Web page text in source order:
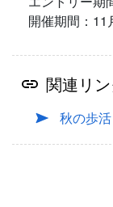
開催期間：11
関連リン
秋の歩活